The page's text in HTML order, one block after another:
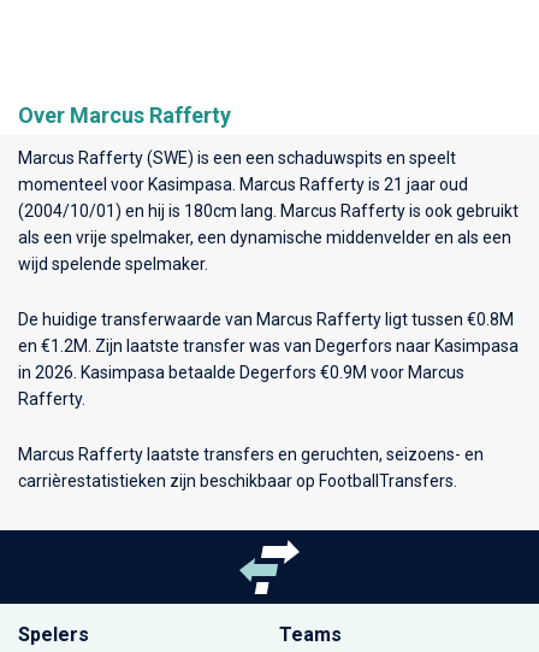
Over Marcus Rafferty
Marcus Rafferty (SWE) is een een schaduwspits en speelt
momenteel voor Kasimpasa . Marcus Rafferty is 21 jaar oud
(2004/10/01) en hij is 180cm lang. Marcus Rafferty is ook gebruikt
als een vrije spelmaker, een dynamische middenvelder en als een
wijd spelende spelmaker.
De huidige transferwaarde van Marcus Rafferty ligt tussen €0.8M
en €1.2M. Zijn laatste transfer was van Degerfors naar Kasimpasa
in 2026. Kasimpasa betaalde Degerfors €0.9M voor Marcus
Rafferty.
Marcus Rafferty laatste transfers en geruchten, seizoens- en
carrièrestatistieken zijn beschikbaar op FootballTransfers.
Spelers Teams